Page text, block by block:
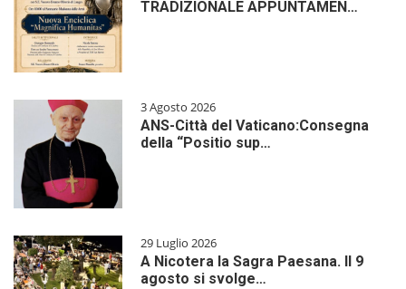
TRADIZIONALE APPUNTAMEN…
3 Agosto 2026
ANS-Città del Vaticano:Consegna
della “Positio sup…
29 Luglio 2026
A Nicotera la Sagra Paesana. Il 9
agosto si svolge…